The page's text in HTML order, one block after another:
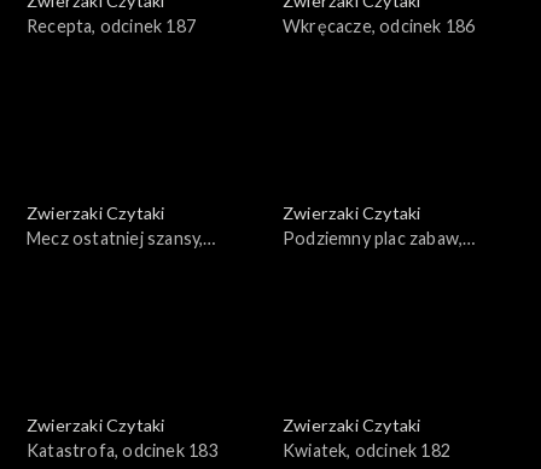
Recepta, odcinek 187
Wkręcacze, odcinek 186
Zwierzaki Czytaki
Mecz ostatniej szansy,
Zwierzaki Czytaki
Podziemny plac zabaw,
Zwierzaki Czytaki
Katastrofa, odcinek 183
Zwierzaki Czytaki
Kwiatek, odcinek 182